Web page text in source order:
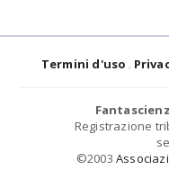
Termini d'uso
Registrazione
©2003